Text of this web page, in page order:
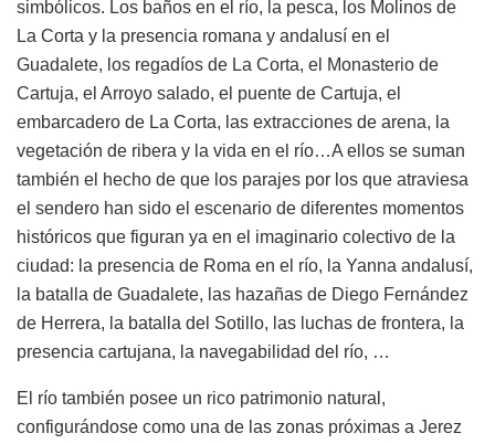
simbólicos. Los baños en el río, la pesca, los Molinos de
La Corta y la presencia romana y andalusí en el
Guadalete, los regadíos de La Corta, el Monasterio de
Cartuja, el Arroyo salado, el puente de Cartuja, el
embarcadero de La Corta, las extracciones de arena, la
vegetación de ribera y la vida en el río…A ellos se suman
también el hecho de que los parajes por los que atraviesa
el sendero han sido el escenario de diferentes momentos
históricos que figuran ya en el imaginario colectivo de la
ciudad: la presencia de Roma en el río, la Yanna andalusí,
la batalla de Guadalete, las hazañas de Diego Fernández
de Herrera, la batalla del Sotillo, las luchas de frontera, la
presencia cartujana, la navegabilidad del río, …
El río también posee un rico patrimonio natural,
configurándose como una de las zonas próximas a Jerez